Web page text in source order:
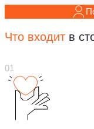
Что входит в